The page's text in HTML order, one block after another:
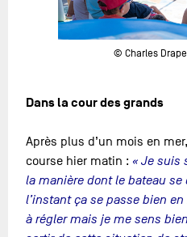
© Charles
Dans la cour des grands
Après plus d’un mois en
course hier matin : « Je suis
la manière dont le bateau
l’instant ça se passe bien
à régler mais je me sens